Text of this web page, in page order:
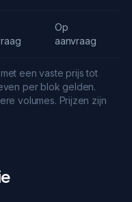
Op
aanvraag
een vaste prijs tot
per blok gelden.
volumes. Prijzen zijn